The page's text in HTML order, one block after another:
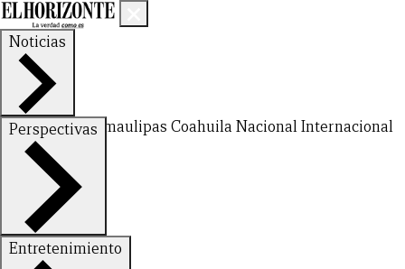
Noticias
Nuevo LeónTamaulipas Coahuila NacionalInternacional
Perspectivas
FinanzasOpinión
Entretenimiento